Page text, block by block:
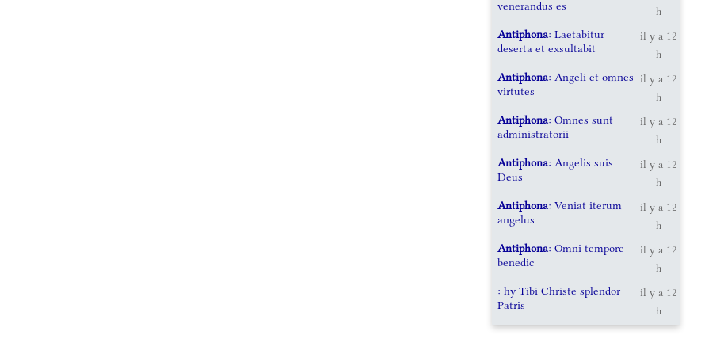
venerandus es h
Antiphona: Laetabitur
deserta et exsultabit
il y a 12
h
Antiphona: Angeli et omnes
virtutes
il y a 12
h
Antiphona: Omnes sunt
administratorii
il y a 12
h
Antiphona: Angelis suis
Deus
il y a 12
h
Antiphona: Veniat iterum
angelus
il y a 12
h
Antiphona: Omni tempore
benedic
il y a 12
h
: hy Tibi Christe splendor
Patris
il y a 12
h